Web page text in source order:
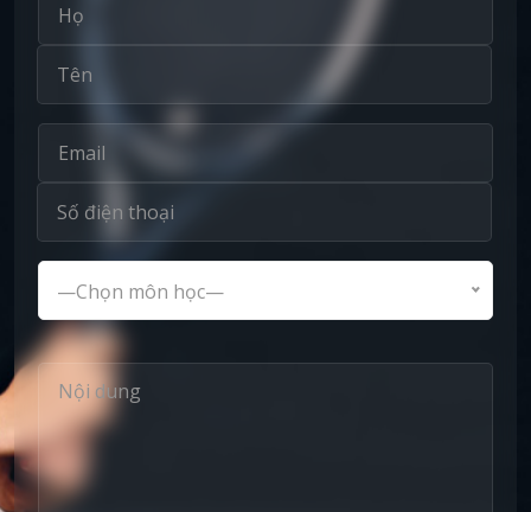
—Chọn môn học—